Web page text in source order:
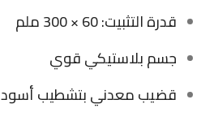
قدرة التثبيت: 60 × 300 ملم
جسم بلاستيكي قوي
قضيب معدني بتشطيب أسود